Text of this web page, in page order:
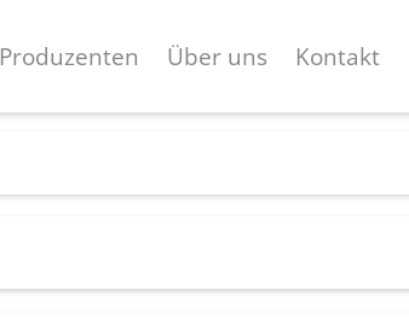
Produzenten Über uns Kontakt